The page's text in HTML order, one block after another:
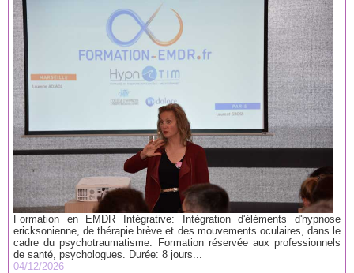
Formation en EMDR Intégrative: Intégration d'éléments d'hypnose
ericksonienne, de thérapie brève et des mouvements oculaires, dans le
cadre du psychotraumatisme. Formation réservée aux professionnels
de santé, psychologues. Durée: 8 jours...
04/12/2026